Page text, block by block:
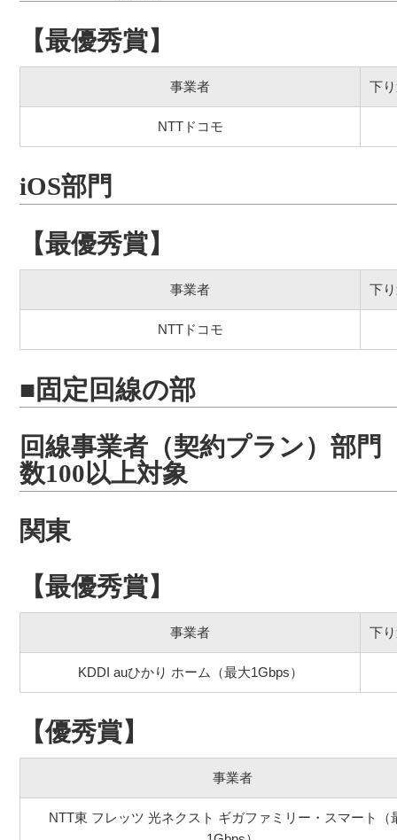
【最優秀賞】
事業者 下
NTTドコモ
iOS部門
【最優秀賞】
事業者 下
NTTドコモ
■固定回線の部
回線事業者（契約プラン）部
数100以上対象
関東
【最優秀賞】
事業者 下
KDDI auひかり ホーム（最大1Gbps）
【優秀賞】
事業者
NTT東 フレッツ 光ネクスト ギガファミリー・スマート（